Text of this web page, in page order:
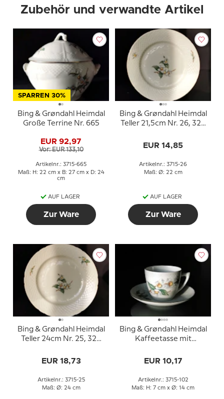
Zubehör und verwandte Artikel
SPARREN 30%
Bing & Grøndahl Heimdal
Große Terrine Nr. 665
EUR 92,97
Vor: EUR 133,10
Artikelnr.: 3715-665
Maß: H: 22 cm x B: 27 cm x D: 24
cm
AUF LAGER
Zur Ware
Bing & Grøndahl Heimdal
Teller 21,5cm Nr. 26, 326
EUR 14,85
Artikelnr.: 3715-26
Maß: Ø: 22 cm
AUF LAGER
Zur Ware
Bing & Grøndahl Heimdal
Teller 24cm Nr. 25, 325
EUR 18,73
Artikelnr.: 3715-25
Maß: Ø: 24 cm
Bing & Grøndahl Heimdal
Kaffeetasse mit
oder 071
EUR 10,17
Artikelnr.: 3715-102
Maß: H: 7 cm x Ø: 14 cm